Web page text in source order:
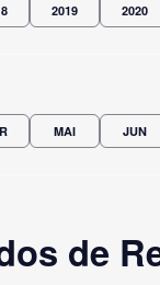
2019 2020
MAI JUN
de